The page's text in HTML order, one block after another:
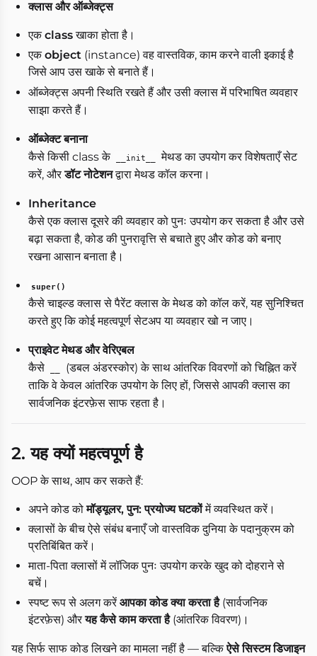
क्लास और ऑब्जेक्ट्स
एकclassखाका होता है।
एकobject (instance) वह वास्तविक, काम करने वाली इकाई है
जिसे आप उस खाके से बनाते हैं।
ऑब्जेक्ट्स अपनी स्थिति रखते हैं और उसी क्लास में परिभाषित व्यवहार
साझा करते हैं।
ऑब्जेक्ट बनाना
कैसे किसी class के
__init__
मेथड का उपयोग कर विशेषताएँ सेट
करें, औरडॉट नोटेशनद्वारा मेथड कॉल करना।
Inheritance
कैसे एक क्लास दूसरे की व्यवहार को पुनः उपयोग कर सकता है और उसे
बढ़ा सकता है, कोड की पुनरावृत्ति से बचाते हुए और कोड को बनाए
रखना आसान बनाता है।
super()
कैसे चाइल्ड क्लास से पैरेंट क्लास के मेथड को कॉल करें, यह सुनिश्चित
करते हुए कि कोई महत्वपूर्ण सेटअप या व्यवहार खो न जाए।
प्राइवेट मेथड और वेरिएबल
कैसे
(डबल अंडरस्कोर) के साथ आंतरिक विवरणों को चिह्नित करें
ताकि वे केवल आंतरिक उपयोग के लिए हों, जिससे आपकी क्लास का
सार्वजनिक इंटरफ़ेस साफ रहता है।
2. यह क्यों महत्वपूर्ण है
OOP के साथ, आप कर सकते हैं:
अपने कोड कोमॉड्यूलर, पुन: प्रयोज्य घटकोंमें व्यवस्थित करें।
क्लासों के बीच ऐसे संबंध बनाएँ जो वास्तविक दुनिया के पदानुक्रम को
प्रतिबिंबित करें।
माता-पिता क्लासों में लॉजिक पुनः उपयोग करके खुद को दोहराने से
बचें।
स्पष्ट रूप से अलग करेंआपका कोड क्या करता है(सार्वजनिक
इंटरफ़ेस) औरयह कैसे काम करता है(आंतरिक विवरण)।
यह सिर्फ साफ कोड लिखने का मामला नहीं है — बल्किऐसे सिस्टम डिजाइन